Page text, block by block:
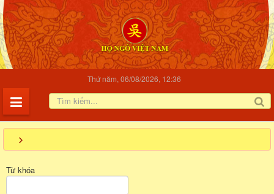
Thứ năm, 06/08/2026, 12:36
Từ khóa